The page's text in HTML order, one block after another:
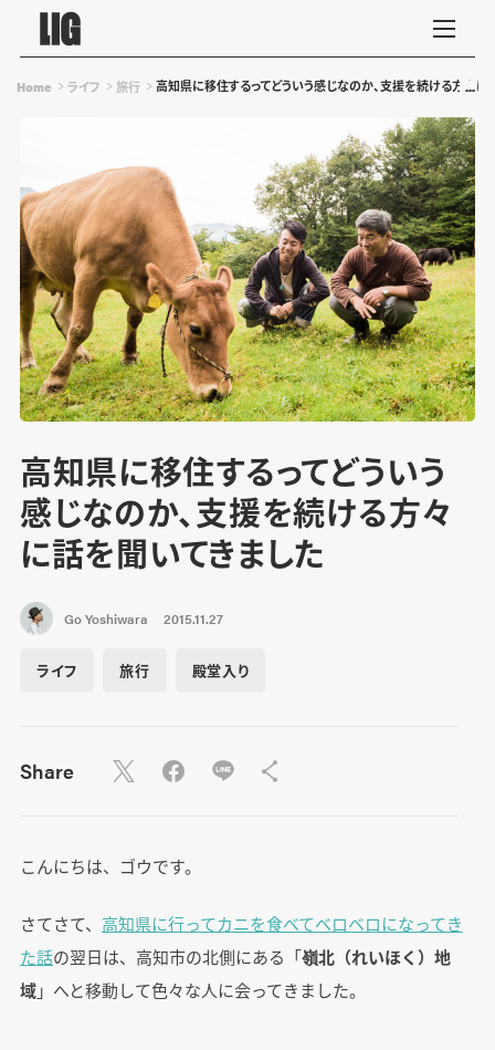
Home ライフ 旅行 高知県に移住するってどういう感じなのか、支援を続ける方々に
高知県に移住するってどういう
感じなのか、支援を続ける方々
に話を聞いてきました
Go Yoshiwara 2015.11.27
ライフ 旅行 殿堂入り
Share
こんにちは、ゴウです。
さてさて、 高知県に行ってカニを食べてベロベロになってき
た話の翌日は、高知市の北側にある「嶺北（れいほく）地
域」へと移動して色々な人に会ってきました。